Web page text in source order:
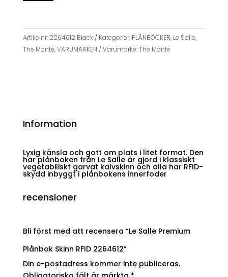
Skinn
RFID
2264612
Artikelnr: 2264612 Black Kategorier: PLÅNBÖCKER, Le Salle,
The Monte,VARUMÄRKEN Varumärke:The Monte
Information
Lyxig känsla och gott om plats i litet format. Den
här plånboken från Le Salle är gjord i klassiskt
vegetabiliskt garvat kalvskinn och alla har RFID-
skydd inbyggt i plånbokens innerfoder
recensioner
Bli först med att recensera ”Le Salle Premium
Plånbok Skinn RFID 2264612”
Din e-postadress kommer inte publiceras.